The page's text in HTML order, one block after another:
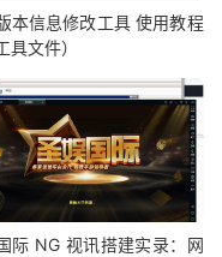
本信息修改工具 使用教程
具文件）
际 NG 视讯搭建实录：网